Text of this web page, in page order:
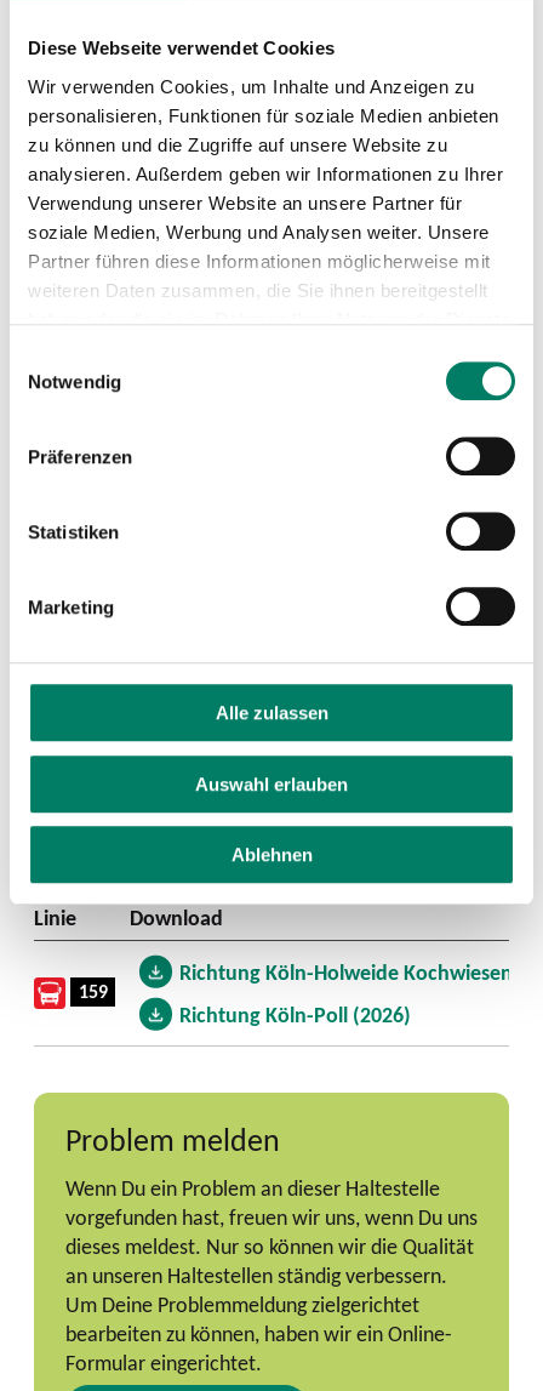
Diese Webseite verwendet Cookies
Wir verwenden Cookies, um Inhalte und Anzeigen zu
personalisieren, Funktionen für soziale Medien anbieten
zu können und die Zugriffe auf unsere Website zu
analysieren. Außerdem geben wir Informationen zu Ihrer
Verwendung unserer Website an unsere Partner für
soziale Medien, Werbung und Analysen weiter. Unsere
Partner führen diese Informationen möglicherweise mit
weiteren Daten zusammen, die Sie ihnen bereitgestellt
Notwendig
Präferenzen
Statistiken
Marketing
Alle zulassen
Auswahl erlauben
Ablehnen
Ausstattung
32 Bike+Ride-Plätze vorhanden
Nächste Abfahrten ab Trimbornstr.
Aushang-Fahrpläne
Linie Download
159
Richtung Köln-Holweide
Richtung Köln-Poll (2026)
Problem melden
Wenn Du ein Problem an dieser Haltestelle
vorgefunden hast, freuen wir uns, wenn Du uns
dieses meldest. Nur so können wir die Qualität
an unseren Haltestellen ständig verbessern.
Um Deine Problemmeldung zielgerichtet
bearbeiten zu können, haben wir ein Online-
Formular eingerichtet.